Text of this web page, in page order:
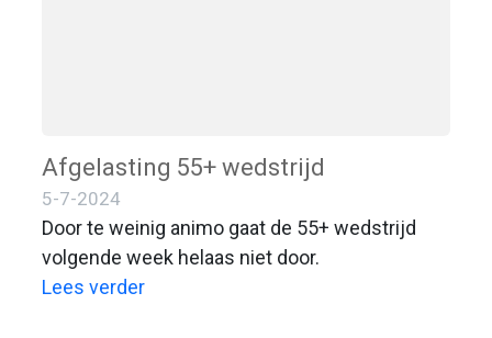
Afgelasting 55+ wedstrijd
5-7-2024
Door te weinig animo gaat de 55+ wedstrijd
volgende week helaas niet door.
Lees verder